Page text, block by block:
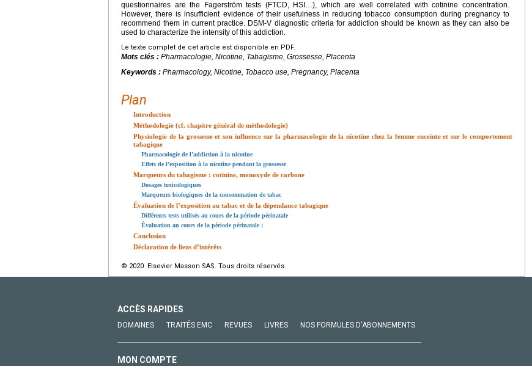
questionnaires are the Fagerström tests (FTCD, HSI…), which are well correlated with cotinine concentration.
However, there is insufficient evidence of their usefulness in reducing tobacco consumption during pregnancy to
recommend them in current practice. DSM-V diagnostic criteria for addiction should be known as they can also be
used to characterize the intensity of this addiction.
Le texte complet de cet article est disponible en PDF.
Mots clés : Pharmacologie, Nicotine, Tabagisme, Grossesse, Placenta
Keywords : Pharmacology, Nicotine, Tobacco use, Pregnancy, Placenta
Plan
Introduction
Méthodologie (cf. chapitre général de méthodologie)
Physiologie de la grossesse et son influence sur la pharmacologie de la nicotine chez la femme enceinte et sur le comportement
tabagique
Pharmacologie de l’addiction à la nicotine
Effets de l’exposition à la nicotine pendant la grossesse
Marqueurs du tabagisme : cotinine, monoxyde de carbone
Dosages toxicologiques
Marqueurs biologiques de la consommation de tabac
Évaluation de l’exposition au tabac et de la dépendance tabagique
Différents tests utilisés au cours de la période périnatale
Évaluation au cours de la période périnatale :
Conclusion
Déclaration de liens d’intérêts
© 2020 Elsevier Masson SAS. Tous droits réservés.
ACCÈS RAPIDES
DOMAINES TRAITÉS EMC REVUES LIVRES NOS FORMULES D'ABONNEMENTS
MON COMPTE